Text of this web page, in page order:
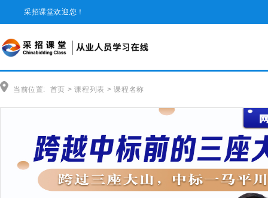
采招课堂欢迎您！
当前位置: 首页 > 课程列表 > 课程名称